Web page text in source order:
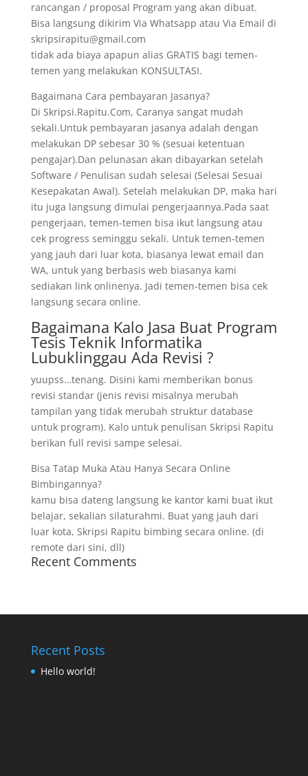
rancangan / proposal Program yang akan dibuat.
Bisa langsung dikirim Via Whatsapp atau Via Email di
skripsirapitu@gmail.com
tidak ada biaya apapun alias GRATIS bagi temen-
temen yang melakukan KONSULTASI.
Bagaimana Cara pembayaran Jasanya?
Di Skripsi.Rapitu.Com, Caranya sangat mudah
sekali.Untuk pembayaran jasanya adalah dengan
melakukan DP sebesar 30 % (sesuai ketentuan
pengajar).Dan pelunasan akan dibayarkan setelah
Software / Penulisan sudah selesai (Selesai Sesuai
Kesepakatan Awal). Setelah melakukan DP, maka hari
itu juga langsung dimulai pengerjaannya.Pada saat
pengerjaan, temen-temen bisa ikut langsung atau
cek progress seminggu sekali. Untuk temen-temen
yang jauh dari luar kota, biasanya lewat email dan
WA, untuk yang berbasis web biasanya kami
sediakan link onlinenya. Jadi temen-temen bisa cek
langsung secara online.
Bagaimana Kalo Jasa Buat Program
Tesis Teknik Informatika
Lubuklinggau Ada Revisi ?
yuupss…tenang. Disini kami memberikan bonus
revisi standar (jenis revisi misalnya merubah
tampilan yang tidak merubah struktur database
untuk program). Kalo untuk penulisan Skripsi Rapitu
berikan full revisi sampe selesai.
Bisa Tatap Muka Atau Hanya Secara Online
Bimbingannya?
kamu bisa dateng langsung ke kantor kami buat ikut
belajar, sekalian silaturahmi. Buat yang jauh dari
luar kota, Skripsi Rapitu bimbing secara online. (di
remote dari sini, dll)
Recent Comments
Recent Posts
Hello world!